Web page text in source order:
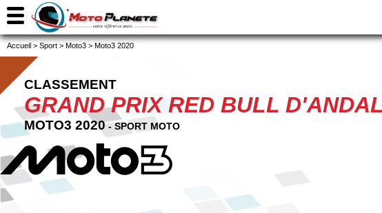
Accueil > Sport > Moto3 > Moto3 2020
CLASSEMENT
GRAND PRIX RED BULL
MOTO3 2020- SPORT MOTO